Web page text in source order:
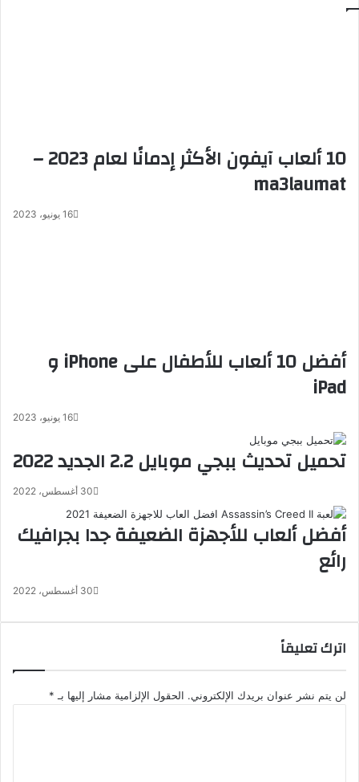
10 ألعاب آيفون الأكثر إدمانًا لعام 2023 –
ma3laumat
16 يونيو، 2023
أفضل 10 ألعاب للأطفال على iPhone و
iPad
16 يونيو، 2023
تحميل تحديث ببجي موبايل 2.2 الجديد 2022
30 أغسطس، 2022
أفضل ألعاب للأجهزة الضعيفة جدا بجرافيك
رائع
30 أغسطس، 2022
اترك تعليقاً
لن يتم نشر عنوان بريدك الإلكتروني. الحقول الإلزامية مشار إليها بـ *